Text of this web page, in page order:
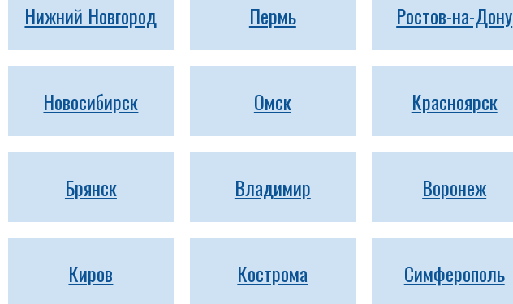
Нижний Новгород Пермь Ростов-на-Дону
Новосибирск Омск Красноярск
Брянск Владимир Воронеж
Киров Кострома Симферополь